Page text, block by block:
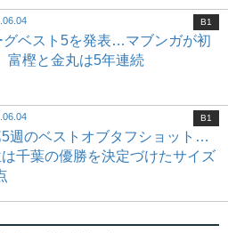
グベスト5を発表…マブンガが初
富樫と金丸は5年連続
B1
週のベストオブタフショット…
千葉の優勝を決定づけたサイズ
B1